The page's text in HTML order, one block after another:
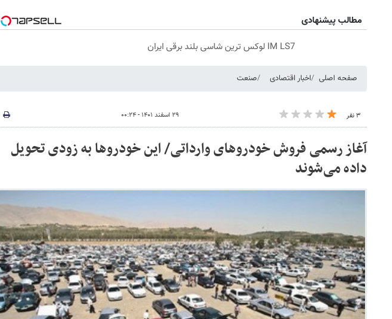
مطالب پیشنهادی
IM LS7 لوکس ترین شاسی بلند برقی ایران
صفحه اصلی اخبار اقتصادی صنعت
۳ نفر ۲۹ اسفند ۱۴۰۱ - ۰۰:۲۴
آغاز رسمی فروش خودروهای وارداتی/ این خودروها به زودی تحویل
داده می‌شوند